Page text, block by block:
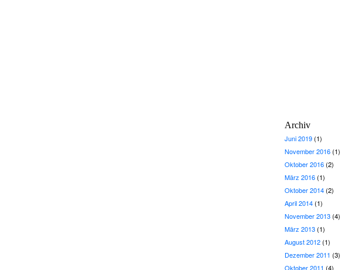
Archiv
Juni 2019(1)
November 2016(1)
Oktober 2016(2)
März 2016(1)
Oktober 2014(2)
April 2014(1)
November 2013(4)
März 2013(1)
August 2012(1)
Dezember 2011 (3)
Oktober 2011 (4)